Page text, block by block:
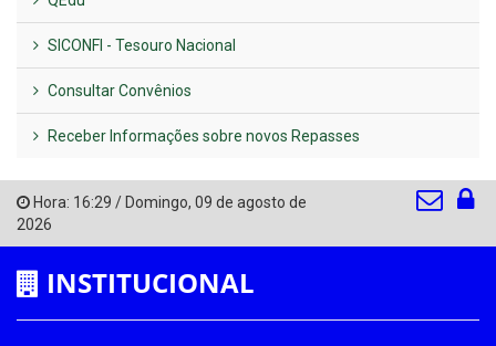
SICONFI - Tesouro Nacional
Consultar Convênios
Receber Informações sobre novos Repasses
Hora: 16:29 / Domingo, 09 de agosto de
2026
INSTITUCIONAL